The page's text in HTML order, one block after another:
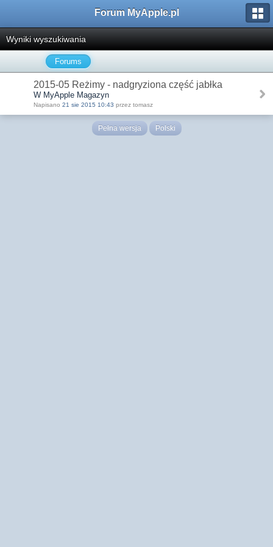
Forum MyApple.pl
Wyniki wyszukiwania
Forums
2015-05 Reżimy - nadgryziona część jabłka
W MyApple Magazyn
Napisano 21 sie 2015 10:43 przez tomasz
Pełna wersja Polski